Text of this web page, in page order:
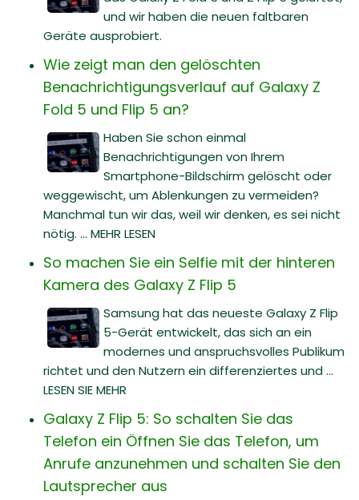
und wir haben die neuen faltbaren
Geräte ausprobiert.
Wie zeigt man den gelöschten
Benachrichtigungsverlauf auf Galaxy Z
Fold 5 und Flip 5 an?
Haben Sie schon einmal
Benachrichtigungen von Ihrem
Smartphone-Bildschirm gelöscht oder
weggewischt, um Ablenkungen zu vermeiden?
Manchmal tun wir das, weil wir denken, es sei nicht
nötig. ... MEHR LESEN
So machen Sie ein Selfie mit der hinteren
Kamera des Galaxy Z Flip 5
Samsung hat das neueste Galaxy Z Flip
5-Gerät entwickelt, das sich an ein
modernes und anspruchsvolles Publikum
richtet und den Nutzern ein differenziertes und ...
LESEN SIE MEHR
Galaxy Z Flip 5: So schalten Sie das
Telefon ein Öffnen Sie das Telefon, um
Anrufe anzunehmen und schalten Sie den
Lautsprecher aus